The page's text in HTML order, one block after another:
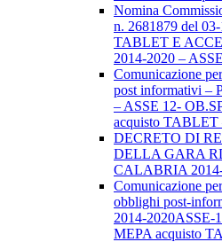
Nomina
n. 2681879 del
TABLET E
2014-2020 –
Comunicazione
post informativi –
– ASSE 12-
acquisto TABLET
DECRETO DI
DELLA GARA
CALABRIA
Comunicazione
obblighi post-
2014-2020ASSE-
MEPA acquisto